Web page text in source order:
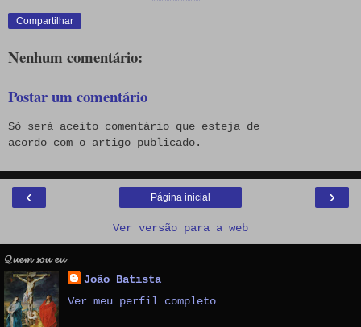
Compartilhar
Nenhum comentário:
Postar um comentário
Só será aceito comentário que esteja de
acordo com o artigo publicado.
‹ ›
Página inicial
Ver versão para a web
𝓠𝓾𝓮𝓶 𝓼𝓸𝓾 𝓮𝓾
João Batista
Ver meu perfil completo